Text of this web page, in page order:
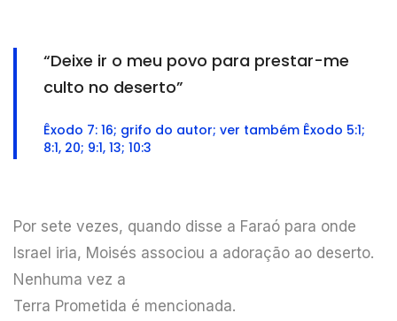
“Deixe ir o meu povo para prestar-me
culto no deserto”
Êxodo 7: 16; grifo do autor; ver também Êxodo 5:1;
8:1, 20; 9:1, 13; 10:3
Por sete vezes, quando disse a Faraó para onde
Israel iria, Moisés associou a adoração ao deserto.
Nenhuma vez a
Terra Prometida é mencionada.